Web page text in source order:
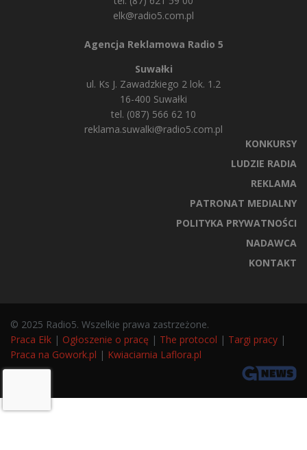
elk@radio5.com.pl
Agencja Reklamowa Radio 5
Suwałki
ul. Ks J. Zawadzkiego 2 lok. 1.2
16-400 Suwałki
tel. (087) 566 62 10
reklama.suwalki@radio5.com.pl
KONKURSY
LUDZIE RADIA
REKLAMA
PATRONAT MEDIALNY
POLITYKA PRYWATNOŚCI
NADAWCA
KONTAKT
© 2025 Radio5. Wszelkie prawa zastrzeżone.
Praca Ełk | Ogłoszenie o pracę | The protocol | Targi pracy |
Praca na Gowork.pl | Kwiaciarnia Laflora.pl